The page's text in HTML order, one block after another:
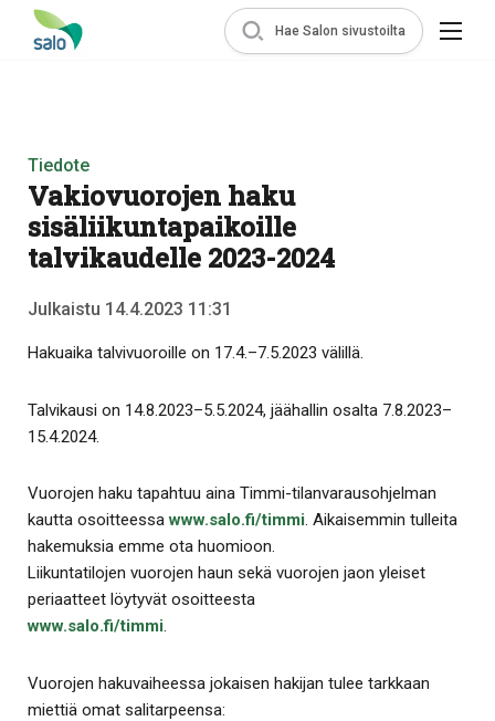
Hae Salon sivustoilta
Tiedote
Vakiovuorojen haku
sisäliikuntapaikoille
talvikaudelle 2023-2024
Julkaistu 14.4.2023 11:31
Hakuaika talvivuoroille on 17.4.–7.5.2023 välillä.
Talvikausi on 14.8.2023–5.5.2024, jäähallin osalta 7.8.2023–
15.4.2024.
Vuorojen haku tapahtuu aina Timmi-tilanvarausohjelman
kautta osoitteessawww.salo.fi/timmi. Aikaisemmin tulleita
hakemuksia emme ota huomioon.
Liikuntatilojen vuorojen haun sekä vuorojen jaon yleiset
periaatteet löytyvät osoitteesta
www.salo.fi/timmi.
Vuorojen hakuvaiheessa jokaisen hakijan tulee tarkkaan
miettiä omat salitarpeensa: